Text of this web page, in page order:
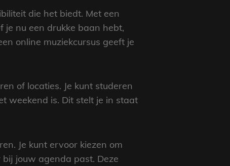
die het biedt. Met een
je nu een drukke baan hebt,
online muziekcursus geeft je
of locaties. Je kunt studeren
weekend is. Dit stelt je in staat
Je kunt ervoor kiezen om
jouw agenda past. Deze